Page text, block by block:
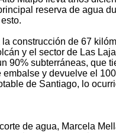
reserva de agua
construcción de 67
y el sector de Las
90% subterráneas, que
y devuelve el
de Santiago, lo
de agua, Marcela